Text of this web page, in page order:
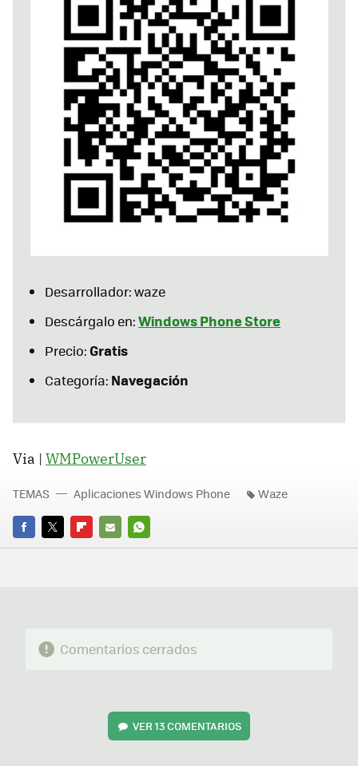
Desarrollador: waze
Descárgalo en:Windows Phone Store
Precio:Gratis
Categoría: Navegación
Via | WMPowerUser
FACEBOOK
TWITTERFLIPBOARD
E-
WHATSAPP
TEMAS Aplicaciones Windows Phone Waze
Comentarios cerrados
VER13 COMENTARIOS